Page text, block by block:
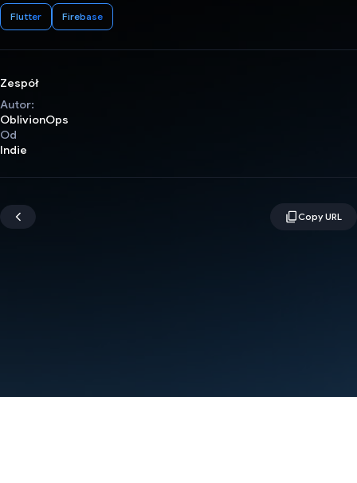
Flutter Firebase
Zespół
Autor:
OblivionOps
Od
Indie